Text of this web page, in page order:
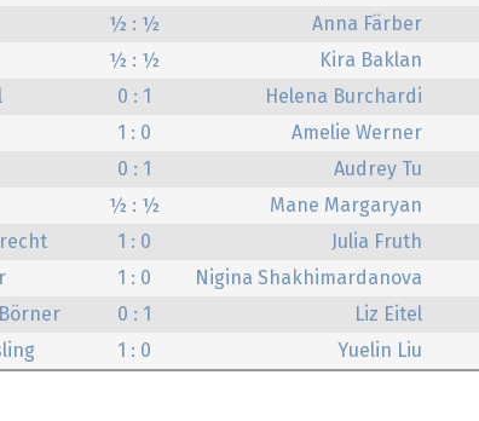
½ : ½ Anna Färber
½ : ½ Kira Baklan
0 : 1 Helena Burchardi
1 : 0 Amelie Werner
0 : 1 Audrey Tu
½ : ½ Mane Margaryan
1 : 0 Julia Fruth
1 : 0 Nigina Shakhimardanova
0 : 1 Liz Eitel
1 : 0 Yuelin Liu